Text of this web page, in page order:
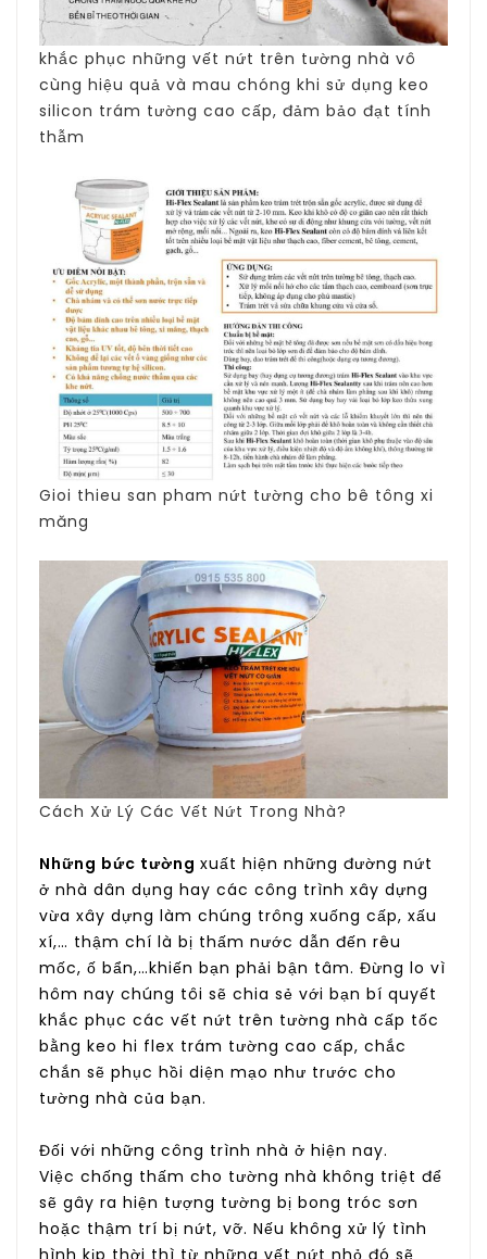
khắc phục những vết nứt trên tường nhà vô
cùng hiệu quả và mau chóng khi sử dụng keo
silicon trám tường cao cấp, đảm bảo đạt tính
thẫm
Gioi thieu san pham nứt tường cho bê tông xi
măng
Cách Xử Lý Các Vết Nứt Trong Nhà?
Những bức tường xuất hiện những đường nứt
ở nhà dân dụng hay các công trình xây dựng
vừa xây dựng làm chúng trông xuống cấp, xấu
xí,… thậm chí là bị thấm nước dẫn đến rêu
mốc, ố bẩn,…khiến bạn phải bận tâm. Đừng lo vì
hôm nay chúng tôi sẽ chia sẻ với bạn bí quyết
khắc phục các vết nứt trên tường nhà cấp tốc
bằng keo hi flex trám tường cao cấp, chắc
chắn sẽ phục hồi diện mạo như trước cho
tường nhà của bạn.
Đối với những công trình nhà ở hiện nay.
Việc chống thấm cho tường nhà không triệt để
sẽ gây ra hiện tượng tường bị bong tróc sơn
hoặc thậm trí bị nứt, vỡ. Nếu không xử lý tình
hình kịp thời thì từ những vết nứt nhỏ đó sẽ